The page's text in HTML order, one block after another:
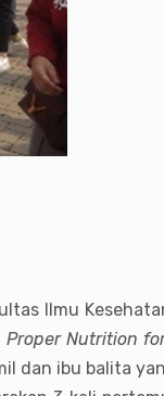
Ilmu
Nutrition
dan ibu balita